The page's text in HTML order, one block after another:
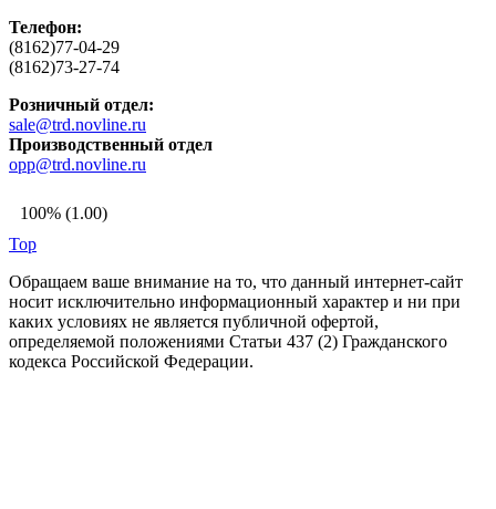
Телефон:
(8162)77-04-29
(8162)73-27-74
Розничный отдел:
sale@trd.novline.ru
Производственный отдел
opp@trd.novline.ru
100% (1.00)
Top
Обращаем ваше внимание на то, что данный интернет-сайт
носит исключительно информационный характер и ни при
каких условиях не является публичной офертой,
определяемой положениями Статьи 437 (2) Гражданского
кодекса Российской Федерации.